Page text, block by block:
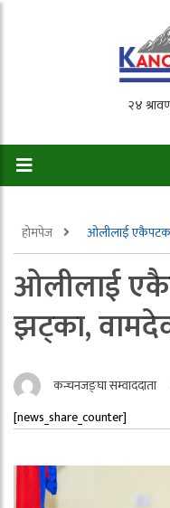
होमपेज ओलीलाई एकैपटक
ओलीलाई
झट्का,
कन्चनजङ्घा सम्वाददाता
[news_share_counter]